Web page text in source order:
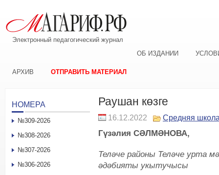
Электронный педагогический журнал
ОБ ИЗДАНИИ
АРХИВ ОТПРАВИТЬ МАТЕРИАЛ
Раушан көзге
16.12.2022 Средняя
Гүзәлия СӘЛМӘНОВА,
Теләче районы Теләче урта
әдәбияты укытучысы
НОМЕРА
№309-2026
№308-2026
№307-2026
№306-2026